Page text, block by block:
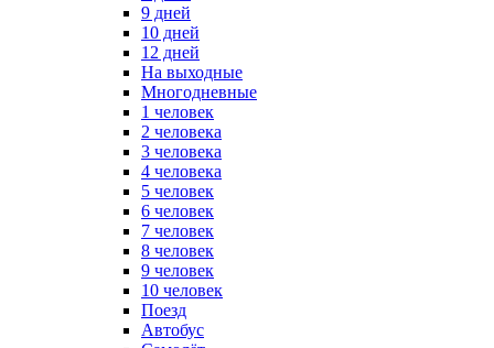
9 дней
10 дней
12 дней
На выходные
Многодневные
1 человек
2 человека
3 человека
4 человека
5 человек
6 человек
7 человек
8 человек
9 человек
10 человек
Поезд
Автобус